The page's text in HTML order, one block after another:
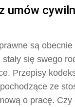
umów
są
się swego
Przepisy
ze
o pracę. Czy